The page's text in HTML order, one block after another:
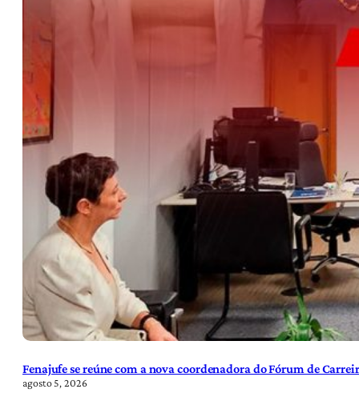
Fenajufe se reúne com a nova coordenadora do Fórum de
agosto 5, 2026